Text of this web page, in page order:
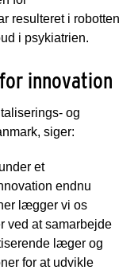
resulteret i robotten
i psykiatrien.
innovation
og
siger:
et
endnu
lægger vi os
ved at samarbejde
læger og
for at udvikle